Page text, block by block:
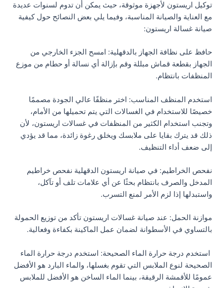
توكيل اريستون لأجهزة موثوقة، حيث يمكن أن تدوم لسنوات عديدة
مع العناية والصيانة المناسبة، وفيما يلي بعض النصائح حول كيفية
صيانة غسالة اريستون:
حافظ على نظافة الجهاز بالدقهلية: امسح الجزء الخارجي من
الجهاز بقطعة قماش مبللة وقم بإزالة أي نسالة أو حطام من موزع
المنظفات بانتظام.
استخدم المنظف المناسب: اختر منظفًا عالي الجودة مصممًا
خصيصًا للاستخدام في الغسالات التي يتم تحميلها من الأمام،
وتجنب استخدام الكثير من المنظفات في غسالات اريستون، لأن
ذلك قد يترك بقايا على ملابسك ويخلق رغوة زائدة، مما قد يؤدي
إلى ضعف أداء التنظيف.
نفحص الخراطيم: في صيانة اريستون الدقهلية نفحص خراطيم
المدخل والصرف بانتظام بحثًا عن أي علامات تلف أو تآكل،
واستبدلها إذا لزم الأمر لمنع التسرب.
موازنة الحمل: عند صيانة غسالات اريستون تأكد من توزيع الحمولة
بالتساوي في الأسطوانة لضمان عمل الماكينة بكفاءة وفعالية.
استخدم درجة حرارة الماء الصحيحة: استخدم درجة حرارة الماء
الصحيحة لنوع الملابس التي تقوم بغسلها، والماء البارد هو الأفضل
عمومًا للأقمشة الرقيقة، بينما الماء الساخن هو الأفضل للملابس